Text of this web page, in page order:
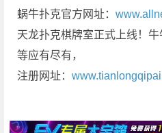
蜗牛扑克官方网址：
天龙扑克棋牌室正式上线！
等应有尽有，
注册网址：